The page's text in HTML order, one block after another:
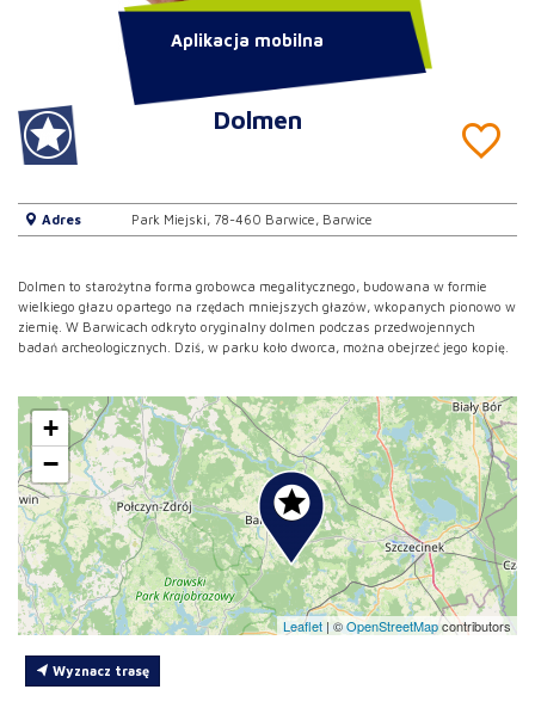
Dolmen
Adres Park Miejski, 78-460 Barwice, Barwice
Dolmen to starożytna forma grobowca megalitycznego, budowana w formie
wielkiego głazu opartego na rzędach mniejszych głazów, wkopanych pionowo w
ziemię. W Barwicach odkryto oryginalny dolmen podczas przedwojennych
badań archeologicznych. Dziś, w parku koło dworca, można obejrzeć jego kopię.
+
−
Leaflet | ©OpenStreetMapcontributors
Wyznacz trasę
Aplikacja mobilna